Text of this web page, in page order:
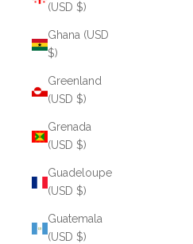
(USD $)
Ghana (USD
$)
Greenland
(USD $)
Grenada
(USD $)
Guadeloupe
(USD $)
Guatemala
(USD $)